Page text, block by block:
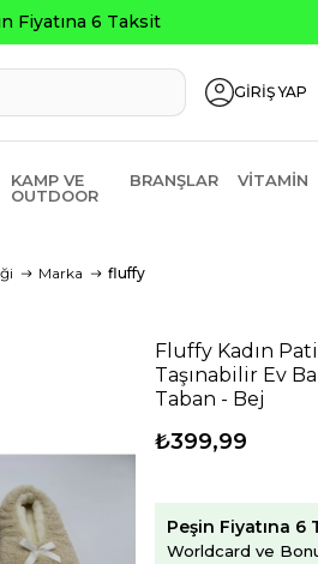
Seçili Ürünlerde ₺2000
GİRİŞ YAP
KAMP VE
OUTDOOR
BRANŞLAR VITAMIN
Marka fluffy
Fluffy Kadın
Taşınabilir Ev
Taban - Bej
₺399,99
Peşin Fiyatına 6
Worldcard ve